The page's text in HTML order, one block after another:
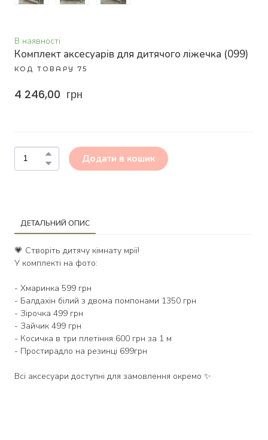
В наявності
Комплект аксесуарів для дитячого ліжечка (099)
КОД ТОВАРУ 75
4 246,00  грн
Додати в кошик
ДЕТАЛЬНИЙ ОПИС
💗 Створіть дитячу кімнату мрії!
У комплекті на фото:
- Хмаринка 599 грн
- Балдахін білий з двома помпонами 1350 грн
- Зірочка 499 грн
- Зайчик 499 грн
- Косичка в три плетіння 600 грн за 1 м
- Простирадло на резинці 699грн
Всі аксесуари доступні для замовлення окремо ✨